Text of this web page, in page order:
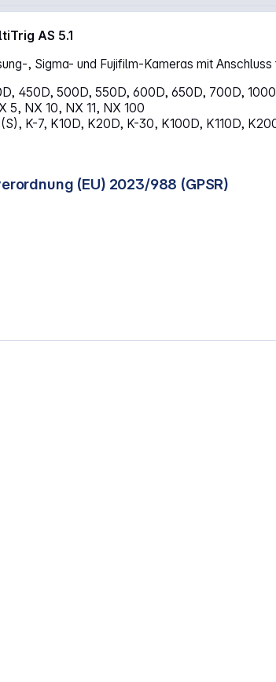
Auslösekabel 2,5mm 1C Canon Fuji"
AS 5.1
, Sigma- und Fujifilm-Kameras mit
450D, 500D, 550D, 600D, 650D, 700D,
5, NX 10, NX 11, NX 100
K-7, K10D, K20D, K-30, K100D, K110D,
(EU) 2023/988 (GPSR)